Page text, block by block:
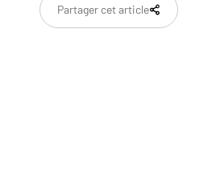
Partager cet article